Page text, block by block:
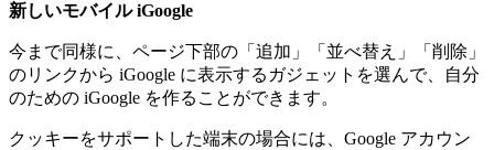
新しいモバイル iGoogle
今まで同様に、ページ下部の「追加」「並べ替え」「削除」
のリンクから iGoogle に表示するガジェットを選んで、自分
のための iGoogle を作ることができます。
クッキーをサポートした端末の場合には、Google アカウン